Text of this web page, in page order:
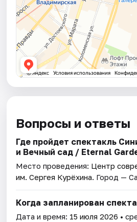
Вопросы и ответы
Где пройдет спектакль
и Вечный сад / Eternal
Место проведения: Центр
им. Сергея Курёхина. Город —
Когда запланирован
Дата и время: 15 июля 2026 •